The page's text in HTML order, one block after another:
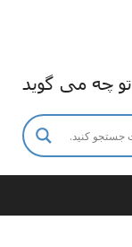
چه می گوید